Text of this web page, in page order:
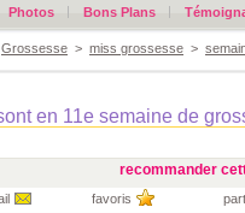
Photos Bons Plans
Grossesse > miss grossesse >
en 11e semaine de
recommander
favoris